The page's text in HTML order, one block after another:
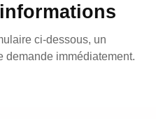
ci-dessous, un
demande immédiatement.